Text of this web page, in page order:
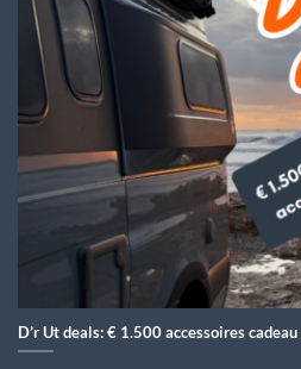
D’r Ut deals: € 1.500 accessoires cadeau